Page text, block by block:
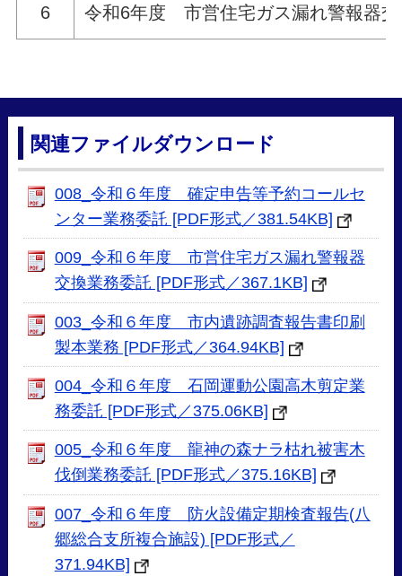
6 令和6年度 市営住宅ガス漏れ警報器交
関連ファイルダウンロード
008_令和６年度 確定申告等予約コールセ
ンター業務委託 [PDF形式／381.54KB]
009_令和６年度 市営住宅ガス漏れ警報器
交換業務委託 [PDF形式／367.1KB]
003_令和６年度 市内遺跡調査報告書印刷
製本業務 [PDF形式／364.94KB]
004_令和６年度 石岡運動公園高木剪定業
務委託 [PDF形式／375.06KB]
005_令和６年度 龍神の森ナラ枯れ被害木
伐倒業務委託 [PDF形式／375.16KB]
007_令和６年度 防火設備定期検査報告(八
郷総合支所複合施設) [PDF形式／
371.94KB]